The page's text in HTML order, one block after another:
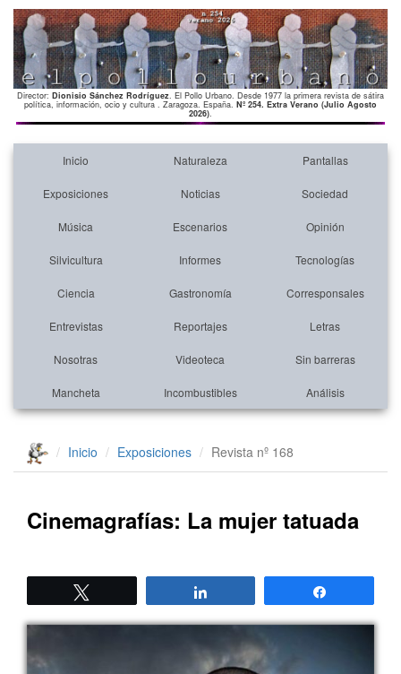
Director: Dionisio Sánchez Rodríguez. El Pollo Urbano. Desde 1977 la primera revista de sátira
política, información, ocio y cultura . Zaragoza. España. Nº 254. Extra Verano (Julio Agosto
2026).
Inicio Naturaleza Pantallas
Exposiciones Noticias Sociedad
Música Escenarios Opinión
Silvicultura Informes Tecnologías
Ciencia Gastronomía Corresponsales
Entrevistas Reportajes Letras
Nosotras Videoteca Sin barreras
Mancheta Incombustibles Análisis
Inicio Exposiciones Revista nº 168
Cinemagrafías: La mujer tatuada